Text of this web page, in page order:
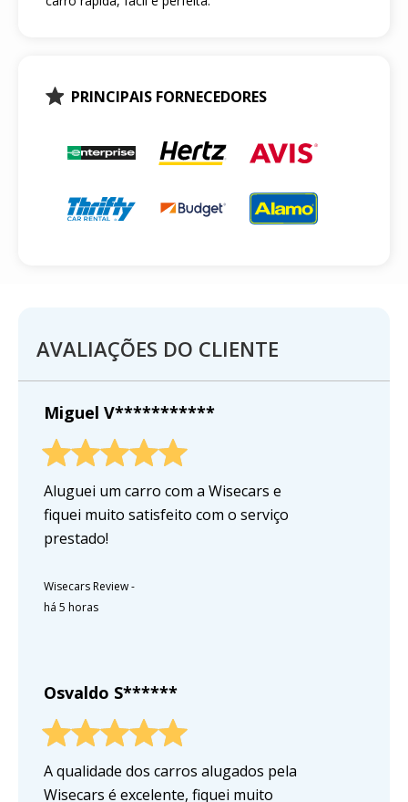
PRINCIPAIS FORNECEDORES
AVALIAÇÕES DO CLIENTE
Miguel V***********
Aluguei um carro com a Wisecars e
fiquei muito satisfeito com o serviço
prestado!
Wisecars Review-
há 5 horas
Osvaldo S******
A qualidade dos carros alugados pela
Wisecars é excelente, fiquei muito